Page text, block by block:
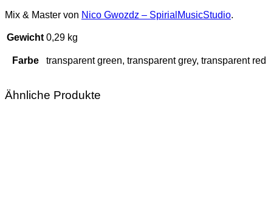
Mix & Master von Nico Gwozdz – SpirialMusicStudio.
Gewicht 0,29 kg
Farbe transparent green, transparent grey, transparent red
Ähnliche Produkte